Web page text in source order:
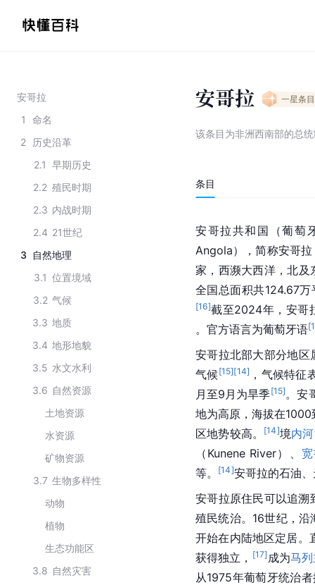
安哥拉
1
命名
2
历史沿革
2.1 早期历史
2.2 殖民时期
2.3 内战时期
2.4 21世纪
3
自然地理
3.1 位置境域
3.2 气候
3.3 地质
3.4 地形地貌
3.5 水文水利
3.6 自然资源
土地资源
水资源
矿物资源
3.7 生物多样性
动物
植物
生态功能区
3.8 自然灾害
安哥拉 一星条目
该条目为非洲西南部的总
条目
安哥拉共和国（葡萄
Angola），简称安哥
家，西濒大西洋，北及
全国总面积共124.67
[16]截至2024年，安哥
。官方语言为葡萄牙语[
安哥拉北部大部分地
气候[15][14] ，气候特征
月至9月为旱季[15] 。安
地为高原，海拔在
区地势较高。
[14]境内河
（Kunene River）、
等。
[14]安哥拉的石油
安哥拉原住民可以追溯
殖民统治。16世纪，
开始在内陆地区定居。
获得独立， [17] 成为马
从1975年葡萄牙统治